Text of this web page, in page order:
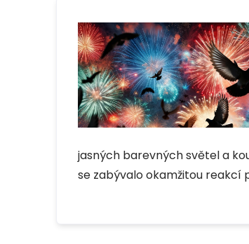
jasných barevných světel a
se zabývalo okamžitou reakcí